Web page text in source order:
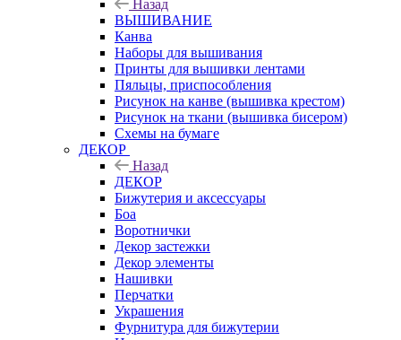
Назад
ВЫШИВАНИЕ
Канва
Наборы для вышивания
Принты для вышивки лентами
Пяльцы, приспособления
Рисунок на канве (вышивка крестом)
Рисунок на ткани (вышивка бисером)
Схемы на бумаге
ДЕКОР
Назад
ДЕКОР
Бижутерия и аксессуары
Боа
Воротнички
Декор застежки
Декор элементы
Нашивки
Перчатки
Украшения
Фурнитура для бижутерии